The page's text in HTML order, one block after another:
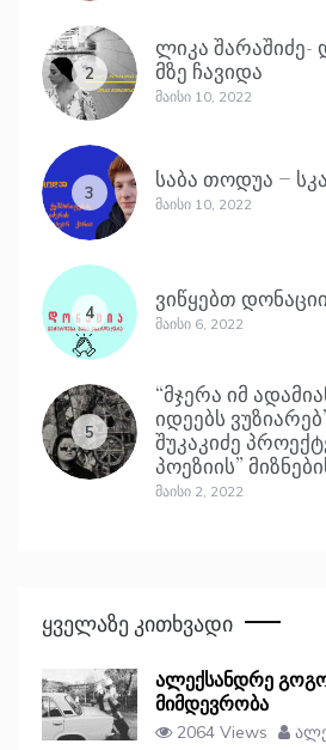
2
ლიკა შარაშიძე-
მზე ჩავიდა
Მაისი 10, 2022
3 საბა თოდუა –
Მაისი 10, 2022
4 ვიწყებთ
Მაისი 6, 2022
5
“მჯერა იმ
იდეებს
შუკაკიძე
პოეზიის”
Მაისი 2, 2022
Ყველაზე Კითხვადი
ალექსანდრე
მიმდევრობა
2064 Views